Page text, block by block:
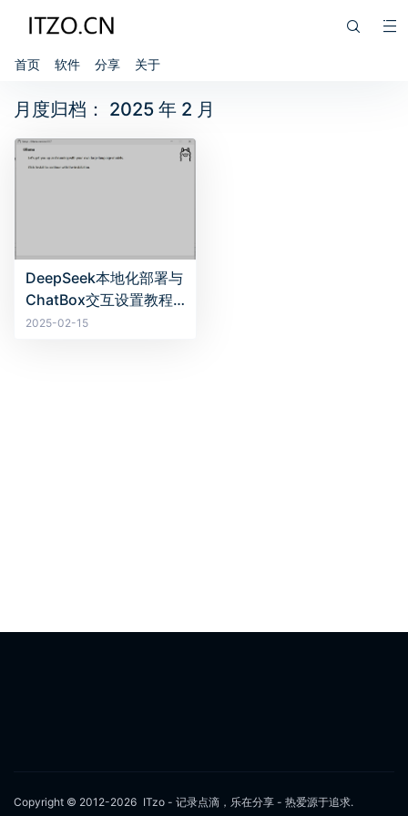
首页 软件 分享 关于
月度归档： 2025 年 2 月
DeepSeek本地化部署与
ChatBox交互设置教程
（集成显卡与移动设备
2025-02-15
Copyright © 2012-2026 ITzo - 记录点滴，乐在分享 - 热爱源于追求.